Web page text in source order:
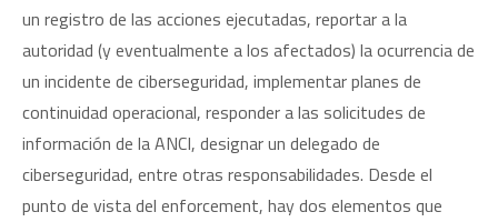
un registro de las acciones ejecutadas, reportar a la
autoridad (y eventualmente a los afectados) la ocurrencia de
un incidente de ciberseguridad, implementar planes de
continuidad operacional, responder a las solicitudes de
información de la ANCI, designar un delegado de
ciberseguridad, entre otras responsabilidades. Desde el
punto de vista del enforcement, hay dos elementos que